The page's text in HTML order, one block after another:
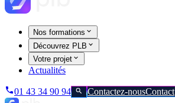
Nos formations
Découvrez PLB
Votre projet
Actualités
01 43 34 90 94 Contactez-nousContact